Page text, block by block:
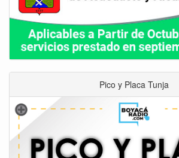
Pico y Placa Tunja